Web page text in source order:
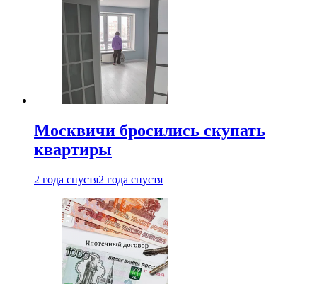
Москвичи бросились скупать
квартиры
2 года спустя2 года спустя